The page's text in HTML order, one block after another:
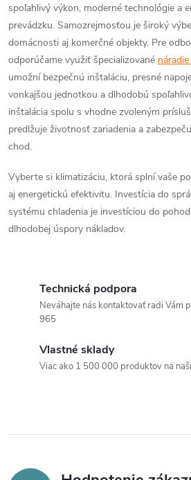
spoľahlivý výkon, moderné technológie a
prevádzku. Samozrejmosťou je široký
domácnosti aj komerčné objekty. Pre
odporúčame využiť špecializované
umožní bezpečnú inštaláciu, presné
vonkajšou jednotkou a dlhodobú
inštalácia spolu s vhodne zvoleným
predlžuje životnosť zariadenia a
chod.
Vyberte si klimatizáciu, ktorá splní vaše
aj energetickú efektivitu. Investícia do
systému chladenia je investíciou do
dlhodobej úspory nákladov.
Technická podpora
Neváhajte nás kontaktovať radi Vám
965
Vlastné sklady
Viac ako 1 500 000 produktov na